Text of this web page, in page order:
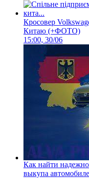
Кросовер
Китаю (+ФОТО)
15:00, 30/06
Как найти
выкупа